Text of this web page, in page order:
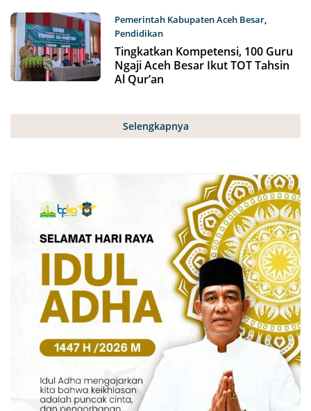
Pemerintah Kabupaten Aceh Besar,
Pendidikan
Selasa, 19 Mei 2026
Tingkatkan Kompetensi, 100 Guru
Ngaji Aceh Besar Ikut TOT Tahsin
Al Qur’an
Selengkapnya